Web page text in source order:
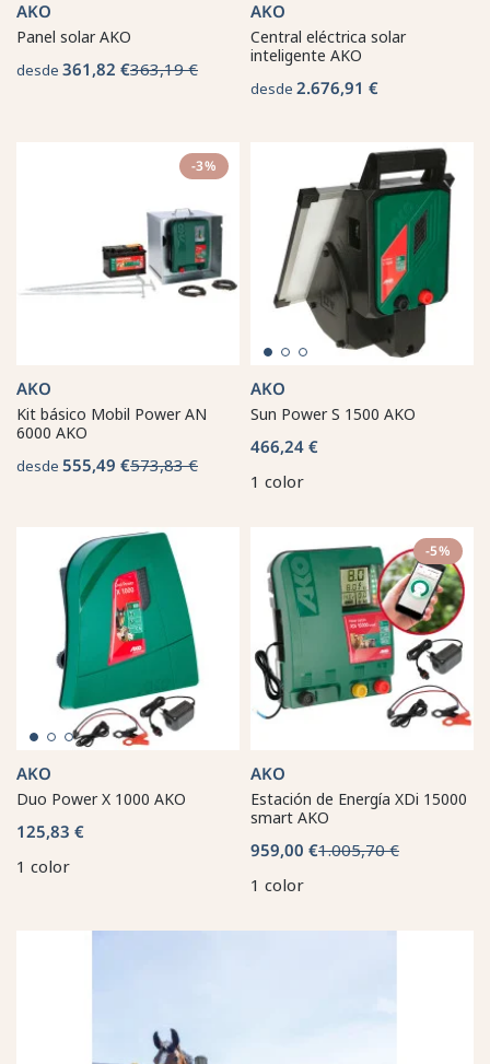
AKO
Panel solar AKO
desde 361,82 €363,19 €
AKO
Central eléctrica solar
inteligente AKO
desde 2.676,91 €
-3%
AKO
Kit básico Mobil Power AN
6000 AKO
desde 555,49 €573,83 €
AKO
Sun Power S 1500 AKO
466,24 €
1 color
AKO
Duo Power X 1000 AKO
125,83 €
1 color
-5%
AKO
Estación de Energía XDi 15000
smart AKO
959,00 €1.005,70 €
1 color